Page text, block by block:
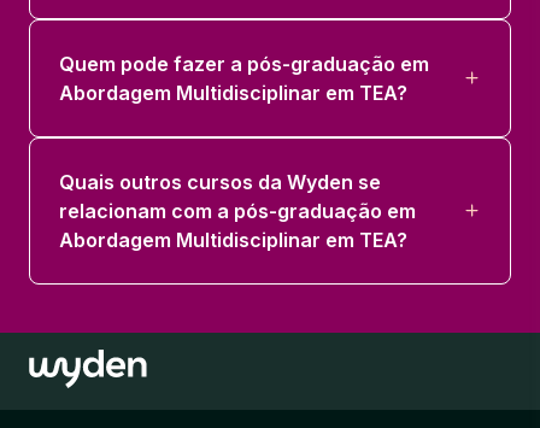
Quem pode fazer a pós-graduação em
Abordagem Multidisciplinar em TEA?
Quais outros cursos da Wyden se
relacionam com a pós-graduação em
Abordagem Multidisciplinar em TEA?